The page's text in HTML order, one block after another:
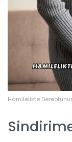
Hamilelikte